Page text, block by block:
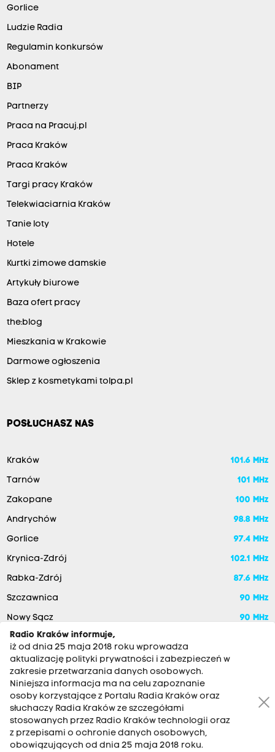
Gorlice
Ludzie Radia
Regulamin konkursów
Abonament
BIP
Partnerzy
Praca na Pracuj.pl
Praca Kraków
Praca Kraków
Targi pracy Kraków
Telekwiaciarnia Kraków
Tanie loty
Hotele
Kurtki zimowe damskie
Artykuły biurowe
Baza ofert pracy
the:blog
Mieszkania w Krakowie
Darmowe ogłoszenia
Sklep z kosmetykami tolpa.pl
POSŁUCHASZ NAS
Kraków 101.6 MHz
Tarnów 101 MHz
Zakopane 100 MHz
Andrychów 98.8 MHz
Gorlice 97.4 MHz
Krynica-Zdrój 102.1 MHz
Rabka-Zdrój 87.6 MHz
Szczawnica 90 MHz
Nowy Sącz 90 MHz
RADIO KRAKÓW SA. Aleja Juliusza Słowackiego 22, 30-007
Kraków
Radio Kraków informuje,
iż od dnia 25 maja 2018 roku wprowadza
aktualizację polityki prywatności i zabezpieczeń w
zakresie przetwarzania danych osobowych.
Niniejsza informacja ma na celu zapoznanie
osoby korzystające z Portalu Radia Kraków oraz
słuchaczy Radia Kraków ze szczegółami
stosowanych przez Radio Kraków technologii oraz
z przepisami o ochronie danych osobowych,
obowiązujących od dnia 25 maja 2018 roku.